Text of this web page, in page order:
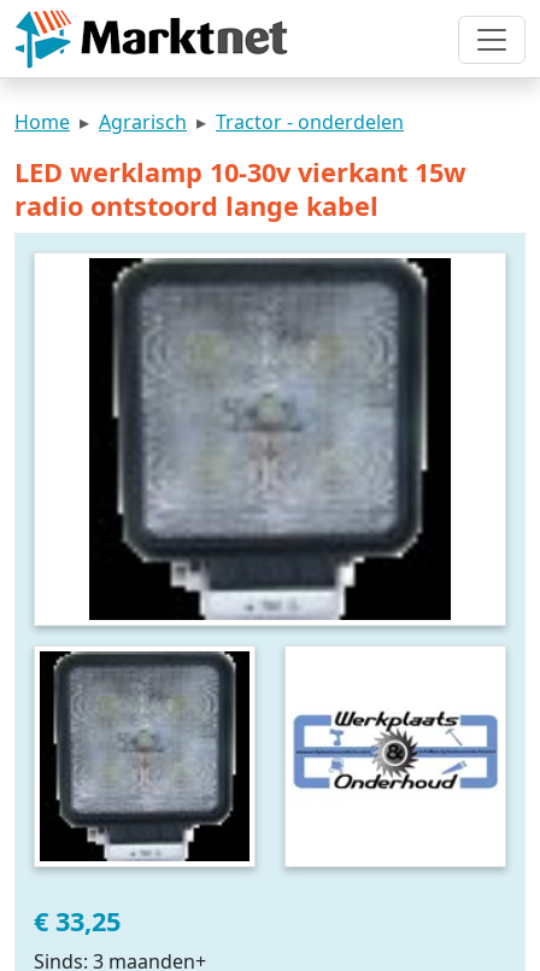
Home Agrarisch Tractor - onderdelen
LED werklamp 10-30v vierkant 15w
radio ontstoord lange kabel
€ 33,25
Sinds: 3 maanden+